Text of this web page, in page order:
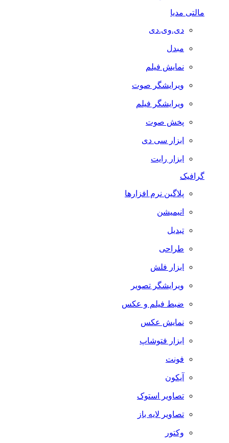
مالتی مدیا
دی.وی.دی
مبدل
نمایش فیلم
ویرایشگر صوت
ویرایشگر فیلم
پخش صوت
ابزار سی دی
ابزار رایت
گرافیک
پلاگین نرم افزارها
انیمیشن
تبدیل
طراحی
ابزار فلش
ویرایشگر تصویر
ضبط فيلم و عكس
نمایش عکس
ابزار فتوشاپ
فونت
آیکون
تصاویر استوک
تصاویر لایه باز
وکتور